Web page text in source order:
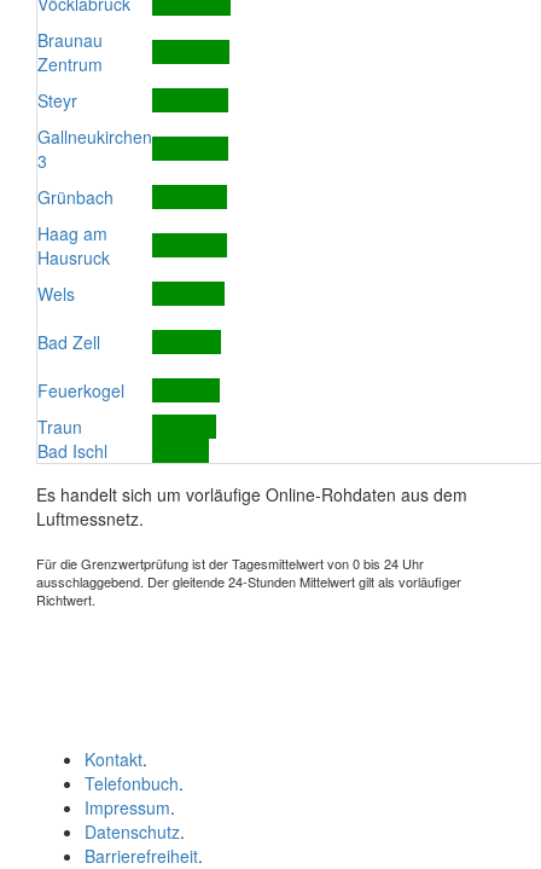
Braunau
Zentrum
Steyr
Gallneukirchen
3
Grünbach
Haag am
Hausruck
Wels
Bad Zell
Feuerkogel
Traun
Bad Ischl
Es handelt sich um vorläufige Online-Rohdaten aus dem
Luftmessnetz.
Für die Grenzwertprüfung ist der Tagesmittelwert von 0 bis 24 Uhr
ausschlaggebend. Der gleitende 24-Stunden Mittelwert gilt als vorläufiger
Richtwert.
Kontakt.
Telefonbuch.
Impressum.
Datenschutz.
Barrierefreiheit.